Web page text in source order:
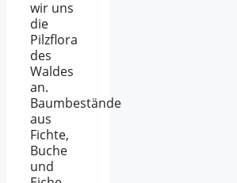
wir uns
die
Pilzflora
des
Waldes
an.
Baumbestände
aus
Fichte,
Buche
und